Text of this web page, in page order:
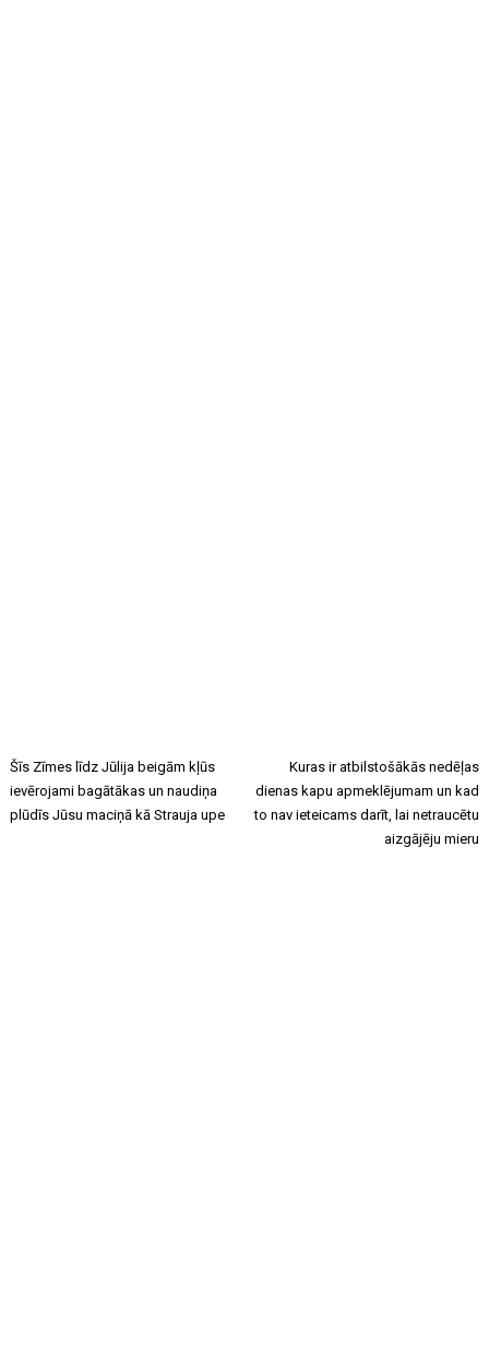
Šīs Zīmes līdz Jūlija beigām kļūs
ievērojami bagātākas un naudiņa
plūdīs Jūsu maciņā kā Strauja upe
Kuras ir atbilstošākās nedēļas
dienas kapu apmeklējumam un kad
to nav ieteicams darīt, lai netraucētu
aizgājēju mieru